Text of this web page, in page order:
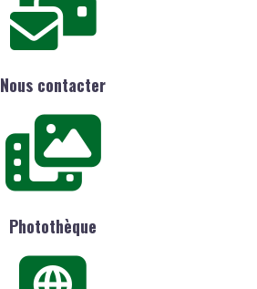
Nous contacter
Photothèque